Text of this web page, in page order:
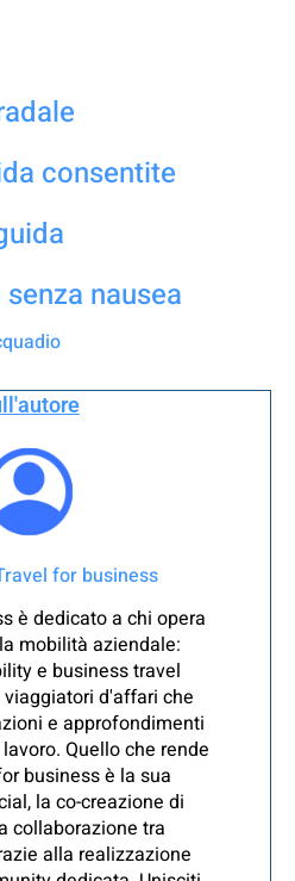
consentite
nausea
for business
è dedicato a chi opera
mobilità aziendale:
e business travel
viaggiatori d'affari che
e approfondimenti
Quello che rende
business è la sua
la co-creazione di
collaborazione tra
alla realizzazione